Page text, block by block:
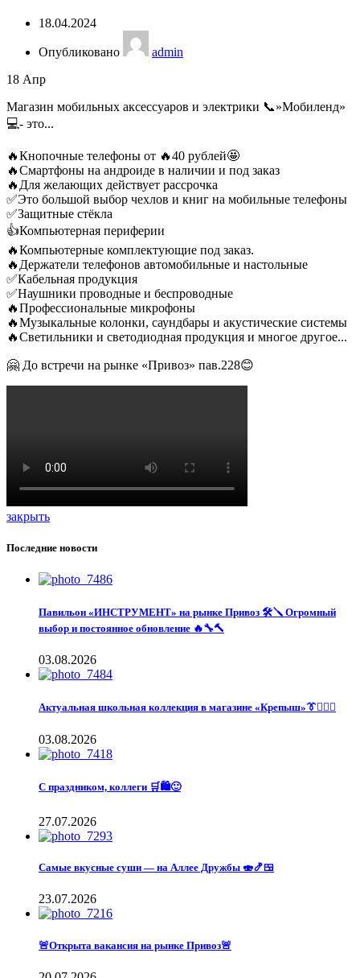
18.04.2024
Опубликовано
admin
18 Апр
Магазин мобильных аксессуаров и электрики 📞»Мобиленд»
💻- это...
🔥Кнопочные телефоны от 🔥40 рублей🤩
🔥Смартфоны на андроиде в наличии и под заказ
🔥Для желающих действует рассрочка
✅Это большой выбор чехлов и книг на мобильные телефоны
✅Защитные стёкла
👍Компьютерная периферии
🔥Компьютерные комплектующие под заказ.
🔥Держатели телефонов автомобильные и настольные
✅Кабельная продукция
✅Наушники проводные и беспроводные
🔥Профессиональные микрофоны
🔥Музыкальные колонки, саундбары и акустические системы
🔥Светильники и светодиодная продукция и многое другое...
🤗 До встречи на рынке «Привоз» пав.228😊
закрыть
Последние новости
Павильон «ИНСТРУМЕНТ» на рынке Привоз 🛠️🪛 Огромный
выбор и постоянное обновление 🔥🔧🔨
03.08.2026
Актуальная школьная коллекция в магазине «Крепыш»👔🙋🏽‍♀️
03.08.2026
С праздником, коллеги 🛒🛍️🙂
27.07.2026
Самые вкусные суши — на Аллее Дружбы 🍣🍤🍱
23.07.2026
🚨Открыта вакансия на рынке Привоз🚨